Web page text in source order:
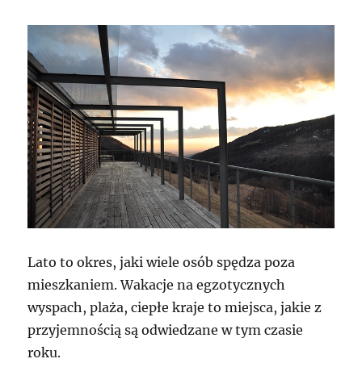
Lato to okres, jaki wiele osób spędza poza
mieszkaniem. Wakacje na egzotycznych
wyspach, plaża, ciepłe kraje to miejsca, jakie z
przyjemnością są odwiedzane w tym czasie
roku.